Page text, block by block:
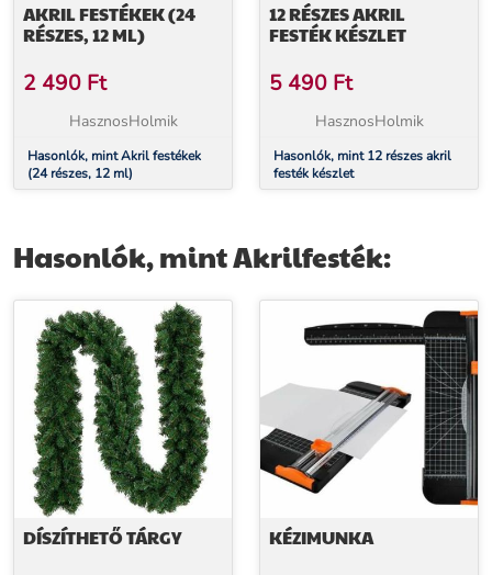
AKRIL FESTÉKEK (24
RÉSZES, 12 ML)
2 490 Ft
HasznosHolmik
Hasonlók, mint Akril festékek
(24 részes, 12 ml)
12 RÉSZES AKRIL
FESTÉK KÉSZLET
5 490 Ft
HasznosHolmik
Hasonlók, mint 12 részes akril
festék készlet
Hasonlók, mint Akrilfesték:
DÍSZÍTHETŐ TÁRGY KÉZIMUNKA